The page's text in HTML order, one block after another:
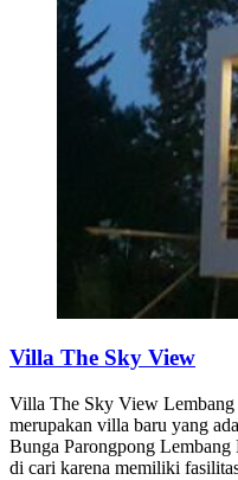
Villa The Sky View
Villa The Sky View
merupakan villa baru yang
Bunga Parongpong
di cari karena memiliki